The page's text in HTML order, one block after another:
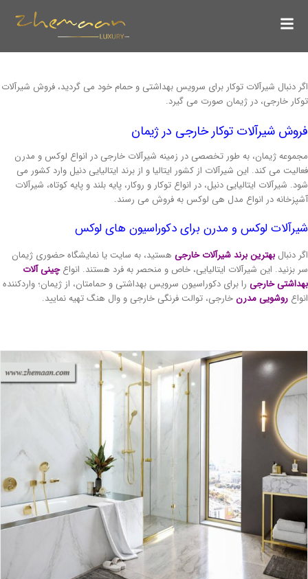
شیرآلات توکار برای سرویس بهداشتی و حمام خود می گردید، فروش شیرآلات
خارجی، در ژیمان صورت می گیرد.
شیرآلات توکار خارجی در ژیمان
ژیمان، به طور تخصصی در زمینه شیرآلات خارجی در انواع لوکس و مدرن
می کند. این شیرآلات از کشور ایتالیا و از برند ایتالیایی دنیل وارد کشور می
ایتالیایی دنیل، در انواع توکار و روکار، پایه بلند و پایه کوتاه، شیرآلات
در انواع مدل هی لوکس به فروش می رسند.
لوکس و مدرن برای دکوراسیون های لوکس
بهترین برند شیرآلات خارجیهستید، به سایت یا نمایشگاه حضوری ژیمان
این شیرآلات ایتالیایی، خاص و منحصر به فرد هستند. انواعچینی آلات
خارجیرا برای دکوراسیون سرویس بهداشتی و حمامتان، از ژیمان؛ واردکننده
روشویی مدرنخارجی، توالت فرنگی خارجی و وال هنگ تهیه نمایید.
شیرآلات توکار طلایی ژیمان ، جدیدترین نمونه شیرآلات با یک رنگ
خاص!